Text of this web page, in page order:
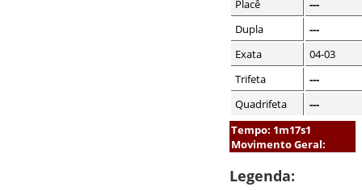
Placê
---
Dupla
---
Exata
04-03
Trifeta
---
Quadrifeta
---
Tempo: 1m17s1
Movimento Geral:
Legenda: